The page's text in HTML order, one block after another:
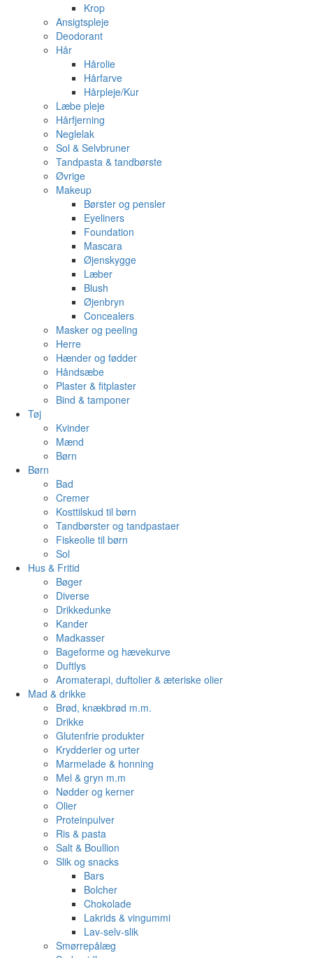
Krop
Ansigtspleje
Deodorant
Hår
Hårolie
Hårfarve
Hårpleje/Kur
Læbe pleje
Hårfjerning
Neglelak
Sol & Selvbruner
Tandpasta & tandbørste
Øvrige
Makeup
Børster og pensler
Eyeliners
Foundation
Mascara
Øjenskygge
Læber
Blush
Øjenbryn
Concealers
Masker og peeling
Herre
Hænder og fødder
Håndsæbe
Plaster & fitplaster
Bind & tamponer
Tøj
Kvinder
Mænd
Børn
Børn
Bad
Cremer
Kosttilskud til børn
Tandbørster og tandpastaer
Fiskeolie til børn
Sol
Hus & Fritid
Bøger
Diverse
Drikkedunke
Kander
Madkasser
Bageforme og hævekurve
Duftlys
Aromaterapi, duftolier & æteriske olier
Mad & drikke
Brød, knækbrød m.m.
Drikke
Glutenfrie produkter
Krydderier og urter
Marmelade & honning
Mel & gryn m.m
Nødder og kerner
Olier
Proteinpulver
Ris & pasta
Salt & Boullion
Slik og snacks
Bars
Bolcher
Chokolade
Lakrids & vingummi
Lav-selv-slik
Smørrepålæg